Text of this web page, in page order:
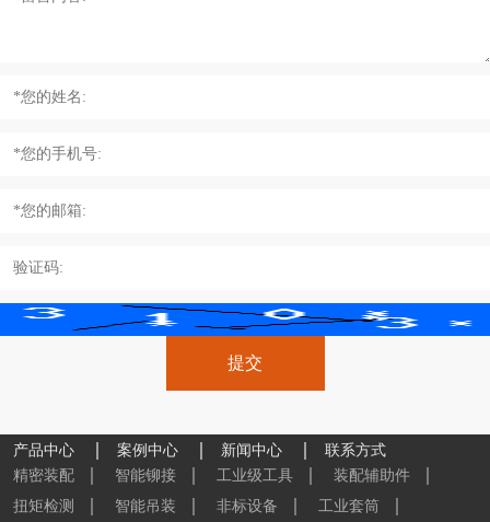
产品中心 案例中心 新闻中心 联系方式
精密装配 智能铆接 工业级工具
装配辅助件
扭矩检测
智能吊装 非标设备
工业套筒